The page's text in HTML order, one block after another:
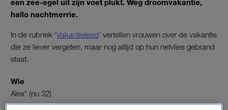
hallo nachtmerrie.
In de rubriek ‘Vakantieleed‘ vertellen vrouwen over de vakantie
die ze liever vergeten, maar nog altijd op hun netvlies gebrand
staat.
Wie
Alex* (nu 32)